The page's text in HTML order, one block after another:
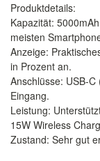
​Produktdetails:
​Kapazität:
meisten
​Anzeige:
in Prozent an.
​Anschlüsse: USB-
Eingang.
​Leistung:
15W Wireless
​Zustand: Sehr gut